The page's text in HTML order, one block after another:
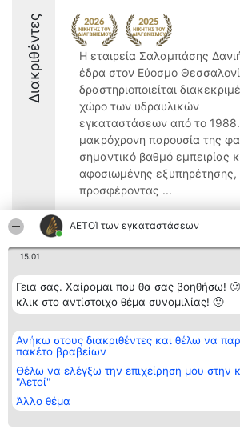
ΑΕΤΟΊ των εγκαταστάσεων
15:01
Γεια σας. Χαίρομαι που θα σας βοηθήσω!
κλικ στο αντίστοιχο θέμα συνομιλίας! 🙂
Ανήκω στους διακριθέντες και θέλω να
πακέτο βραβείων
Θέλω να ελέγξω την επιχείρηση μου στην
"Αετοί"
Άλλο θέμα
Διακριθέντες
Η εταιρεία Σαλαμπάσης
έδρα στον Εύοσμο
δραστηριοποιείται
χώρο των υδραυλικών
εγκαταστάσεων από το
μακρόχρονη παρουσία της
σημαντικό βαθμό εμπειρίας
αφοσιωμένης εξυπηρέτησης,
προσφέροντας ...
8.5
Διοργανωτής της
κατάταξης
BEAUTIFUL COMPANY
Μονοπρόσωπη ΙΚΕ
2104128019
email:
aetoi@beautifulcompany.co
Κατάταξη
Διακριθέντες
Λίστα όλων
των
Μεθοδολογία
Όροι &
ΠΟΛΙΤΙΚΗ